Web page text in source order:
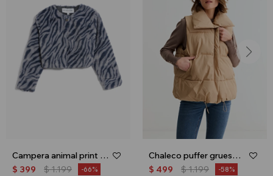
Campera animal print - Gris
$ 399 $1.199 66
Chaleco puffer grueso - Khaki
$ 499 $1.199 58